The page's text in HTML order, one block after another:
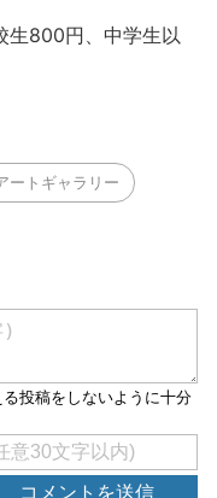
生800円、中学生以
ートギャラリー